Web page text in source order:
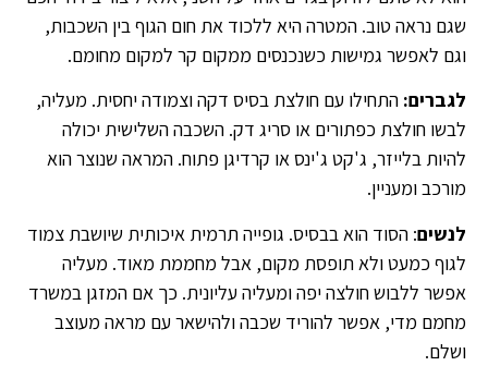
שגם נראה טוב. המטרה היא ללכוד את חום הגוף בין השכבות,
וגם לאפשר גמישות כשנכנסים ממקום קר למקום מחומם.
לגברים: התחילו עם חולצת בסיס דקה וצמודה יחסית. מעליה,
לבשו חולצת כפתורים או סריג דק. השכבה השלישית יכולה
להיות בלייזר, ג'קט ג'ינס או קרדיגן פתוח. המראה שנוצר הוא
מורכב ומעניין.
לנשים: הסוד הוא בבסיס. גופייה תרמית איכותית שיושבת צמוד
לגוף כמעט ולא תופסת מקום, אבל מחממת מאוד. מעליה
אפשר ללבוש חולצה יפה ומעליה עליונית. כך אם המזגן במשרד
מחמם מדי, אפשר להוריד שכבה ולהישאר עם מראה מעוצב
ושלם.